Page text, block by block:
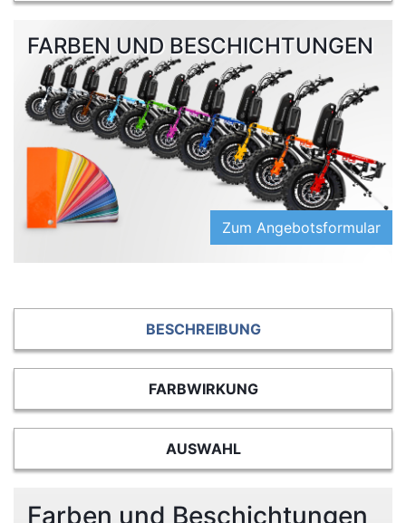
Zum Angebotsformular
FARBEN UND BESCHICHTUNGEN
BESCHREIBUNG
FARBWIRKUNG
AUSWAHL
Farben und Beschichtungen